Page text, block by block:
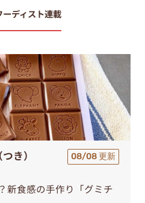
ーディスト連載
き） 08/08 更新
新食感の手作り「グミチ